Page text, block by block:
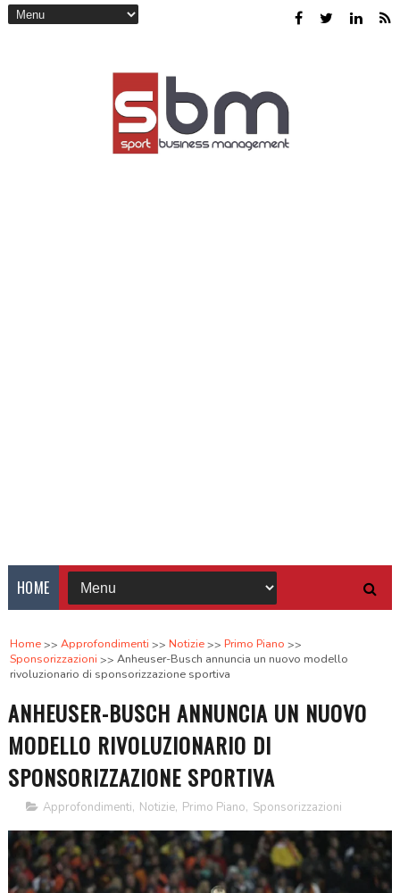
HOME
Home Approfondimenti Notizie
Primo Piano
Sponsorizzazioni
Anheuser-Busch annuncia un nuovo modello
rivoluzionario di sponsorizzazione sportiva
ANHEUSER-BUSCH ANNUNCIA UN NUOVO
MODELLO RIVOLUZIONARIO DI
SPONSORIZZAZIONE SPORTIVA
Approfondimenti, Notizie, Primo Piano, Sponsorizzazioni